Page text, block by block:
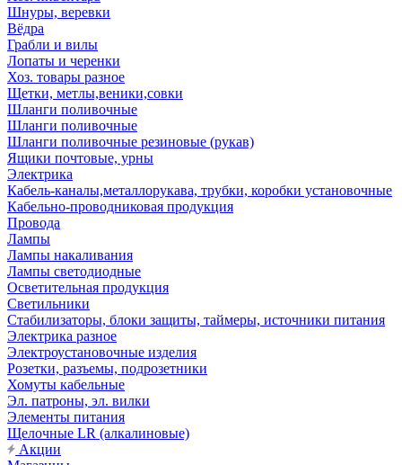
Шнуры, веревки
Вёдра
Грабли и вилы
Лопаты и черенки
Хоз. товары разное
Щетки, метлы,веники,совки
Шланги поливочные
Шланги поливочные
Шланги поливочные резиновые (рукав)
Ящики почтовые, урны
Электрика
Кабель-каналы,металлорукава, трубки, коробки установочные
Кабельно-проводниковая продукция
Провода
Лампы
Лампы накаливания
Лампы светодиодные
Осветительная продукция
Светильники
Стабилизаторы, блоки защиты, таймеры, источники питания
Электрика разное
Электроустановочные изделия
Розетки, разъемы, подрозетники
Хомуты кабельные
Эл. патроны, эл. вилки
Элементы питания
Щелочные LR (алкалиновые)
Акции